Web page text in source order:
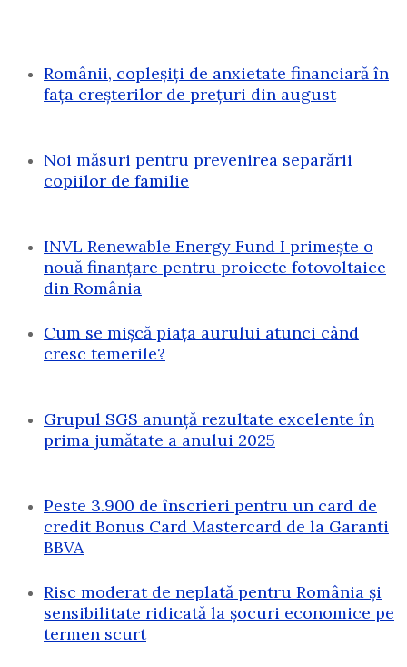
Românii, copleșiți de anxietate financiară în
fața creșterilor de prețuri din august
Noi măsuri pentru prevenirea separării
copiilor de familie
INVL Renewable Energy Fund I primește o
nouă finanțare pentru proiecte fotovoltaice
din România
Cum se mișcă piața aurului atunci când
cresc temerile?
Grupul SGS anunță rezultate excelente în
prima jumătate a anului 2025
Peste 3.900 de înscrieri pentru un card de
credit Bonus Card Mastercard de la Garanti
BBVA
Risc moderat de neplată pentru România și
sensibilitate ridicată la șocuri economice pe
termen scurt